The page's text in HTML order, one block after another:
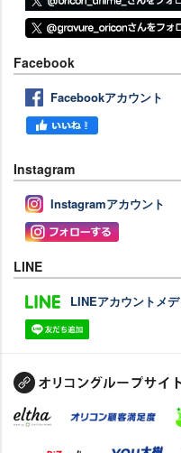
Facebook
Facebookアカウント
Instagram
Instagramアカウント
LINE
LINEアカウントメ